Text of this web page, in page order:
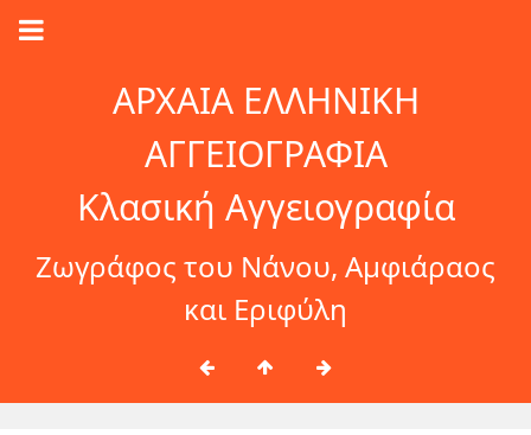
ΑΡΧΑΙΑ ΕΛΛΗΝΙΚΗ
ΑΓΓΕΙΟΓΡΑΦΙΑ
Κλασική Αγγειογραφία
Ζωγράφος του Νάνου, Αμφιάραος
και Εριφύλη